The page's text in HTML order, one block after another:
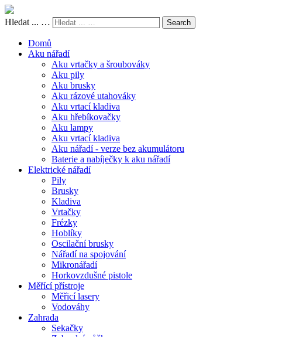
Hledat ... … Search
Domů
Aku nářadí
Aku vrtačky a šroubováky
Aku pily
Aku brusky
Aku rázové utahováky
Aku vrtací kladiva
Aku hřebíkovačky
Aku lampy
Aku vrtací kladiva
Aku nářadí - verze bez akumulátoru
Baterie a nabíječky k aku nářadí
Elektrické nářadí
Pily
Brusky
Kladiva
Vrtačky
Frézky
Hoblíky
Oscilační brusky
Nářadí na spojování
Mikronářadí
Horkovzdušné pistole
Měřící přístroje
Měřicí lasery
Vodováhy
Zahrada
Sekačky